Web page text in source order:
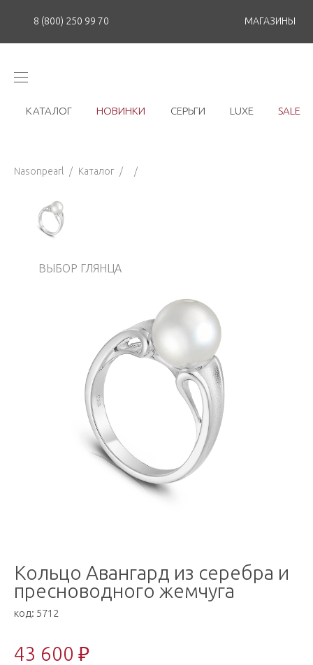
8 (800) 250 99 70 МАГАЗИНЫ
КАТАЛОГ НОВИНКИ СЕРЬГИ LUXE SALE
Nasonpearl / Каталог / /
ВЫБОР ГЛЯНЦА
Кольцо Авангард из серебра и
пресноводного жемчуга
код: 5712
43 600 ₽